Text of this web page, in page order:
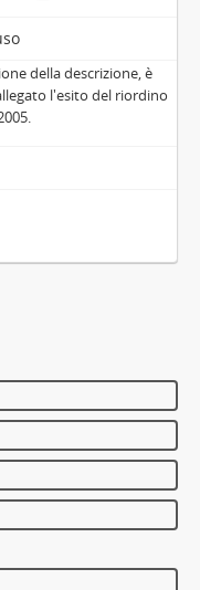
della descrizione, è
l'esito del riordino